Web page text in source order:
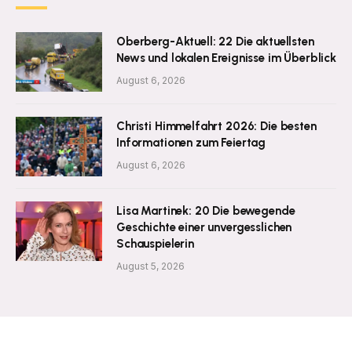
Oberberg-Aktuell: 22 Die aktuellsten
News und lokalen Ereignisse im Überblick
August 6, 2026
Christi Himmelfahrt 2026: Die besten
Informationen zum Feiertag
August 6, 2026
Lisa Martinek: 20 Die bewegende
Geschichte einer unvergesslichen
Schauspielerin
August 5, 2026